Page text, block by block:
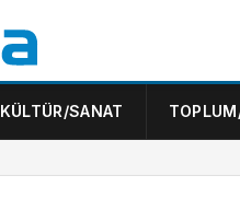
KÜLTÜR/SANAT